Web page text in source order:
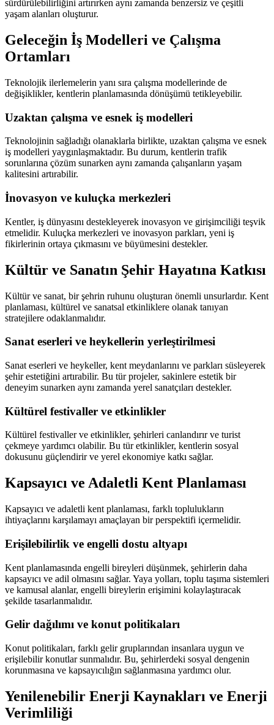
sürdürülebilirliğini artırırken aynı zamanda benzersiz ve çeşitli
yaşam alanları oluşturur.
Geleceğin İş Modelleri ve Çalışma
Ortamları
Teknolojik ilerlemelerin yanı sıra çalışma modellerinde de
değişiklikler, kentlerin planlamasında dönüşümü tetikleyebilir.
Uzaktan çalışma ve esnek iş modelleri
Teknolojinin sağladığı olanaklarla birlikte, uzaktan çalışma ve esnek
iş modelleri yaygınlaşmaktadır. Bu durum, kentlerin trafik
sorunlarına çözüm sunarken aynı zamanda çalışanların yaşam
kalitesini artırabilir.
İnovasyon ve kuluçka merkezleri
Kentler, iş dünyasını destekleyerek inovasyon ve girişimciliği teşvik
etmelidir. Kuluçka merkezleri ve inovasyon parkları, yeni iş
fikirlerinin ortaya çıkmasını ve büyümesini destekler.
Kültür ve Sanatın Şehir Hayatına Katkısı
Kültür ve sanat, bir şehrin ruhunu oluşturan önemli unsurlardır. Kent
planlaması, kültürel ve sanatsal etkinliklere olanak tanıyan
stratejilere odaklanmalıdır.
Sanat eserleri ve heykellerin yerleştirilmesi
Sanat eserleri ve heykeller, kent meydanlarını ve parkları süsleyerek
şehir estetiğini artırabilir. Bu tür projeler, sakinlere estetik bir
deneyim sunarken aynı zamanda yerel sanatçıları destekler.
Kültürel festivaller ve etkinlikler
Kültürel festivaller ve etkinlikler, şehirleri canlandırır ve turist
çekmeye yardımcı olabilir. Bu tür etkinlikler, kentlerin sosyal
dokusunu güçlendirir ve yerel ekonomiye katkı sağlar.
Kapsayıcı ve Adaletli Kent Planlaması
Kapsayıcı ve adaletli kent planlaması, farklı toplulukların
ihtiyaçlarını karşılamayı amaçlayan bir perspektifi içermelidir.
Erişilebilirlik ve engelli dostu altyapı
Kent planlamasında engelli bireyleri düşünmek, şehirlerin daha
kapsayıcı ve adil olmasını sağlar. Yaya yolları, toplu taşıma sistemleri
ve kamusal alanlar, engelli bireylerin erişimini kolaylaştıracak
şekilde tasarlanmalıdır.
Gelir dağılımı ve konut politikaları
Konut politikaları, farklı gelir gruplarından insanlara uygun ve
erişilebilir konutlar sunmalıdır. Bu, şehirlerdeki sosyal dengenin
korunmasına ve kapsayıcılığın sağlanmasına yardımcı olur.
Yenilenebilir Enerji Kaynakları ve Enerji
Verimliliği